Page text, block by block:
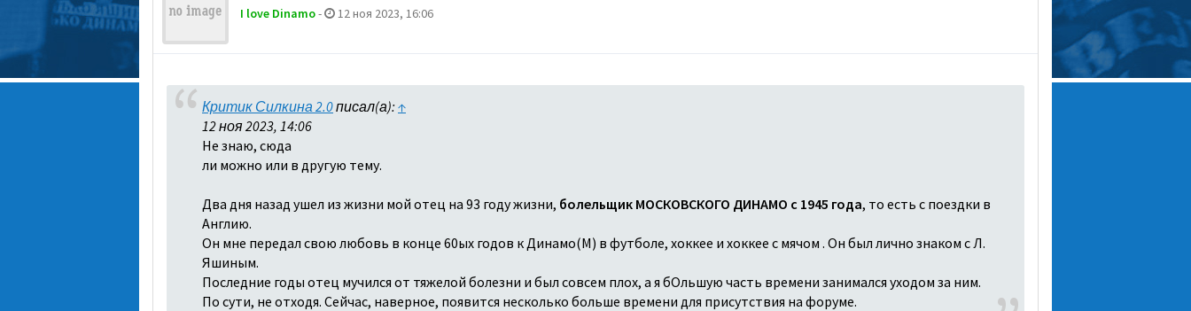
I love Dinamo- 12 ноя 2023, 16:06
Критик Силкина 2.0писал(а): ↑
12 ноя 2023, 14:06
Не знаю, сюда
ли можно или в другую тему.
Два дня назад ушел из жизни мой отец на 93 году жизни, болельщик МОСКОВСКОГО ДИНАМО с 1945 года, то есть с поездки в
Англию.
Он мне передал свою любовь в конце 60ых годов к Динамо(М) в футболе, хоккее и хоккее с мячом . Он был лично знаком с Л.
Яшиным.
Последние годы отец мучился от тяжелой болезни и был совсем плох, а я бОльшую часть времени занимался уходом за ним.
По сути, не отходя. Сейчас, наверное, появится несколько больше времени для присутствия на форуме.